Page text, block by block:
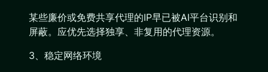
某些廉价或免费共享代理的IP早已被AI平台识别和
屏蔽。应优先选择独享、非复用的代理资源。
3、稳定网络环境